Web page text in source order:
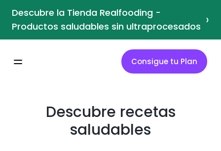
Descubre la Tienda Realfooding -
Productos saludables sin ultraprocesados ›
Consigue tu Plan
Descubre recetas
saludables